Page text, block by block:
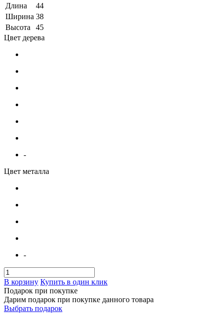
Длина
44
Ширина 38
Высота
45
Цвет дерева
-
Цвет металла
-
В корзину Купить в один клик
Подарок при покупке
Дарим подарок при покупке данного товара
Выбрать подарок